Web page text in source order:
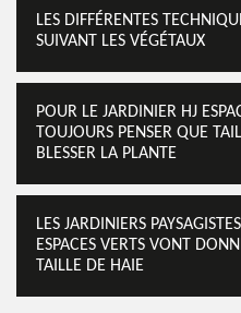
LES DIFFÉRENTES
SUIVANT LES VÉGÉTAUX
POUR LE JARDINIER HJ
TOUJOURS PENSER QUE
BLESSER LA PLANTE
LES JARDINIERS
ESPACES VERTS VONT
TAILLE DE HAIE